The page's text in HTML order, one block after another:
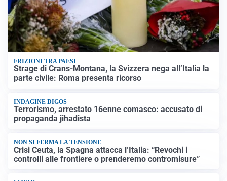
FRIZIONI TRA PAESI
Strage di Crans-Montana, la Svizzera nega all’Italia la
parte civile: Roma presenta ricorso
INDAGINE DIGOS
Terrorismo, arrestato 16enne comasco: accusato di
propaganda jihadista
NON SI FERMA LA TENSIONE
Crisi Ceuta, la Spagna attacca l’Italia: “Revochi i
controlli alle frontiere o prenderemo contromisure”